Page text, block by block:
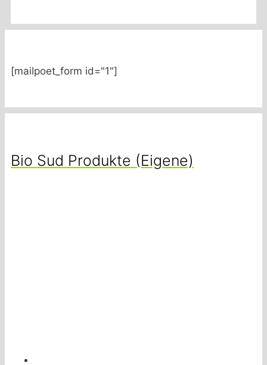
[mailpoet_form id="1"]
Bio Sud Produkte (Eigene)